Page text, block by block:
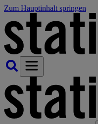
Zum Hauptinhalt springen